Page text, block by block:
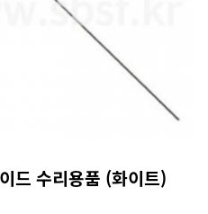
드 수리용품 (화이트)